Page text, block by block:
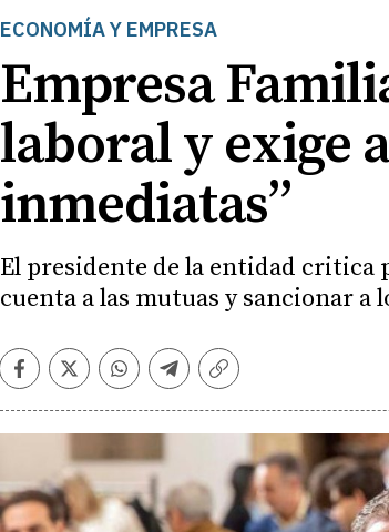
ECONOMÍA Y EMPRESA
Empresa
laboral y exige
inmediatas”
El presidente de la entidad critica
cuenta a las mutuas y sancionar a
Facebook
TwitterWhatsapp
Telegram
Copiar